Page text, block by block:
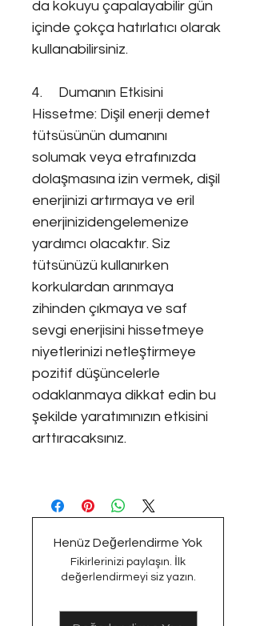
da kokuyu çapalayabilir gün
içinde çokça hatırlatıcı olarak
kullanabilirsiniz.
4. Dumanın Etkisini
Hissetme: Dişil enerji demet
tütsüsünün dumanını
solumak veya etrafınızda
dolaşmasına izin vermek, dişil
enerjinizi artırmaya ve eril
enerjinizidengelemenize
yardımcı olacaktır. Siz
tütsünüzü kullanırken
korkulardan arınmaya
zihinden çıkmaya ve saf
sevgi enerjisini hissetmeye
niyetlerinizi netleştirmeye
pozitif düşüncelerle
odaklanmaya dikkat edin bu
şekilde yaratımınızın etkisini
arttıracaksınız.
Henüz Değerlendirme Yok
Fikirlerinizi paylaşın. İlk
değerlendirmeyi siz yazın.